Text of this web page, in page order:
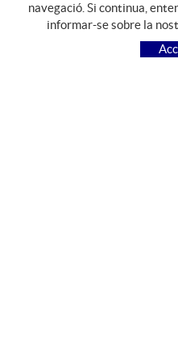
GUIA
COM
navegació. Si continua,
informar-se sobre la